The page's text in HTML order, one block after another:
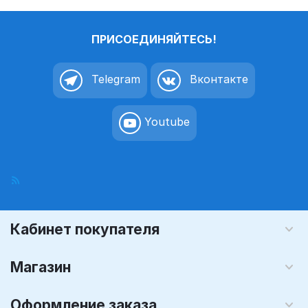
ПРИСОЕДИНЯЙТЕСЬ!
Telegram Вконтакте
Youtube
Кабинет покупателя
Магазин